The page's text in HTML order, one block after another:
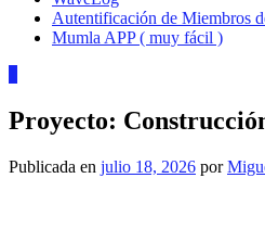
Autentificación de Miembros
Mumla APP ( muy fácil )
Proyecto:
Publicada en julio 18, 2026 por